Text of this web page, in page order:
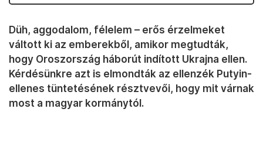
Düh, aggodalom, félelem – erős érzelmeket
váltott ki az emberekből, amikor megtudták,
hogy Oroszország háborút indított Ukrajna ellen.
Kérdésünkre azt is elmondták az ellenzék Putyin-
ellenes tüntetésének résztvevői, hogy mit várnak
most a magyar kormánytól.